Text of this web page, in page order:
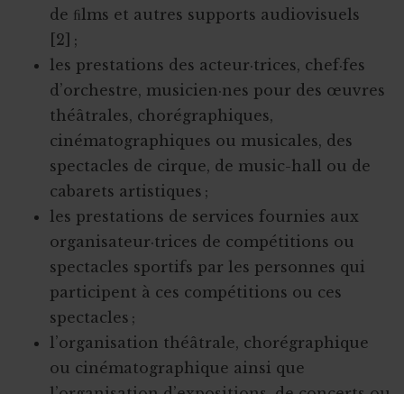
de ﬁlms et autres supports audiovisuels
[2] ;
les prestations des acteur·trices, chef·fes
d’orchestre, musicien·nes pour des œuvres
théâtrales, chorégraphiques,
cinématographiques ou musicales, des
spectacles de cirque, de music-hall ou de
cabarets artistiques ;
les prestations de services fournies aux
organisateur·trices de compétitions ou
spectacles sportifs par les personnes qui
participent à ces compétitions ou ces
spectacles ;
l’organisation théâtrale, chorégraphique
ou cinématographique ainsi que